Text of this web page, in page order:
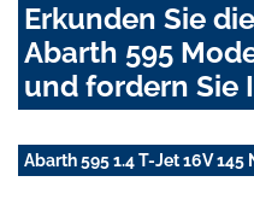
Erkunden Sie
Abarth 595
und fordern Sie
Abarth 595 1.4 T-Jet 16V